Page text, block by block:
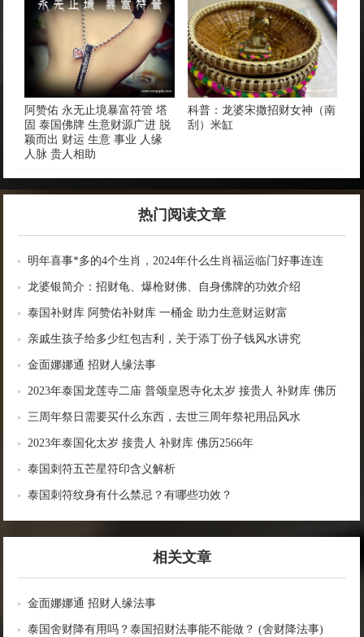
阿赞佑 永无止境暴富符管 塔
固 泰国佛牌 生意财源广进 脱
颖而出 财运 生意 事业 人缘
人脉 贵人相助
科普：龙婆宋撒招财女神（南
刮）米缸
热门阅读文章
明年喜事*多的4个生肖，2024年什么生肖福运临门好事连连
龙婆银简介：招财龟、爆枪财佛、自身佛牌的功效介绍
泰国补财库 阿赞佑补财库 一桶金 助力生意财运财富
亲戚生孩子给多少红包吉利，关于添丁份子钱风水讲究
金面娜娜通 招财人缘法事
2023年泰国龙莲寺二庙 普颂皇恩寺化太岁 接贵人 补财库 佛历
2566年
三周年祭日需要买什么东西，去世三周年祭祀用品风水
2023年泰国化太岁 接贵人 补财库 佛历2566年
泰国刺符五芒星符印含义解析
泰国刺符纹身有什么禁忌？有哪些功效？
相关文章
金面娜娜通 招财人缘法事
泰国舍财降有用吗？泰国招财法事能不能做？ (舍财降法事)